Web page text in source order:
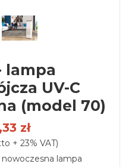
lampa
UV-C
(model 70)
zł
+ 23% VAT)
lampa